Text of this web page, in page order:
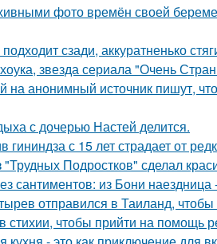
фото времён своей
сзади, аккуратненько
звезда сериала "Очень
анонимный источник пишут,
с дочерью Настей делится.
с 15 лет страдает от
"Трудных Подростков" сделал
сантиментов: из Бони наездница
отправился в Таиланд,
стихии, чтобы прийти на помощь